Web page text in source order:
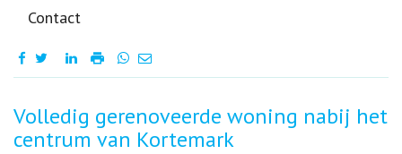
Contact
Omschrijving
Volledig gerenoveerde woning nabij het
centrum van Kortemark